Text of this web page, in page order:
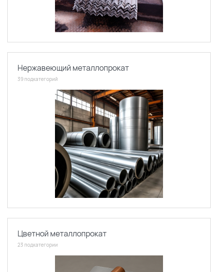
Нержавеющий металлопрокат
39 подкатегорий
Цветной металлопрокат
23 подкатегории